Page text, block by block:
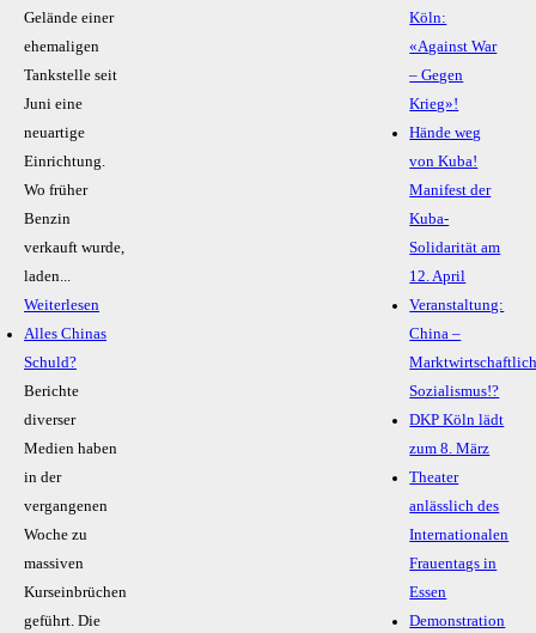
Gelände einer
ehemaligen
Tankstelle seit
Juni eine
neuartige
Einrichtung.
Wo früher
Benzin
verkauft wurde,
laden...
Weiterlesen
Alles Chinas
Schuld?
Berichte
diverser
Medien haben
in der
vergangenen
Woche zu
massiven
Kurseinbrüchen
geführt. Die
Köln:
«Against War
– Gegen
Krieg»!
Hände weg
von Kuba!
Manifest der
Kuba-
Solidarität am
12. April
Veranstaltung:
China –
Sozialismus!?
DKP Köln lädt
zum 8. März
Theater
anlässlich des
Internationalen
Frauentags in
Essen
Demonstration